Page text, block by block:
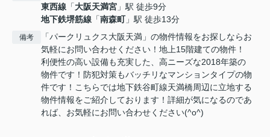
東西線 「大阪天満宮 」駅 徒歩9分
地下鉄堺筋線 「南森町」駅 徒歩13分
備考
「パークリュクス大阪天満」の物件情報をお探しならお
気軽にお問い合わせください！地上15階建ての物件！
利便性の高い設備も充実した、高ニーズな2018年築の
物件です！防犯対策もバッチリなマンションタイプの物
件です！こちらでは地下鉄谷町線天満橋周辺に立地する
物件情報をご紹介しております！詳細が気になるのであ
れば、お気軽にお問い合わせください(^o^)